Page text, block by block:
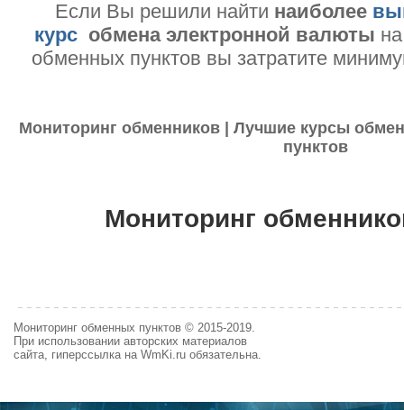
Если Вы решили найти наиболее
курс обмена электронной валюты
обменных пунктов вы затратите
Мониторинг обменников | Лучшие курсы
пунктов
Мониторинг
Мониторинг обменных пунктов © 2015-2019.
При использовании авторских материалов
сайта, гиперссылка на WmKi.ru обязательна.